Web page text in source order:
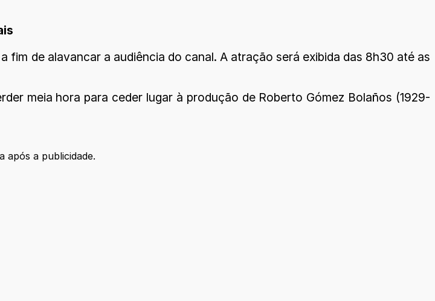
fim de alavancar a audiência do canal. A atração será exibida das 8h30 até as
meia hora para ceder lugar à produção de Roberto Gómez Bolaños (1929-
após a publicidade.